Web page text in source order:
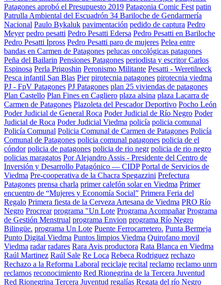
Patagones aprobó el Presupuesto 2019 Patagonia Comic Fest patin
Patrulla Ambiental del Escuadrón 34 Bariloche de Gendarmería
Nacional Paulo Bykaluk pavimentación pedido de captura Pedro
Meyer pedro pesatti Pedro Pesatti Edersa Pedro Pesatti en Bariloche
Pedro Pesatti Ipross Pedro Pesatti paro de mujeres Pelea entre
bandas en Carmen de Patagones pelucas oncológicas patagones
Peña del Bailarin Pensiones Patagones periodista y escritor Carlos
Espinosa Perla Prigoshin Peronismo Militante Pesatti - Weretilneck
Pesca infantil San Blas Pier pirotecnia patagones pirotecnia viedma
PJ - FpV Patagones PJ Patagones plan 25 viviendas de patagones
Plan Castello Plan Fines en Cagliero plaza alsina plaza Lacarra de
Carmen de Patagones Plazoleta del Pescador Deportivo Pocho León
Poder Judicial de General Roca Poder Judicial de Río Negro Poder
Judicial de Roca Poder Judicial Viedma policía policia comunal
Policía Comunal Policia Comunal de Carmen de Patagones Policía
Comunal de Patagones policia comunal patagones policia de el
cóndor policia de patagones policia de rio negr policia de rio negro
policias maragatos Por Alejandro Assis - Presidente del Centro de
Inversión y Desarrollo Patagónico — CIDP Portal de Servicios de
Viedma Pre-cooperativa de la Chacra Spegazzini Prefectura
Patagones prensa charla primer calefón solar en Viedma Primer
encuentro de “Mujeres y Economía Social” Primera Feria del
Regalo Primera fiesta de la Cerveza Artesana de Viedma PRO Río
Negro Procrear programa "Un Lote Programa Acompañar Programa
de Gestión Menstrual programa Envion programa Río Negro
Bilingüe. programa Un Lote Puente Ferrocarretero. Punta Bermeja
Punto Digital Viedma Puntos limpios Viedma Quirofano movil
Viedma radar radares Rara Avis productora Rata Blanca en Viedma
Raúl Martinez Raúl Sale Re Loca Rebeca Rodriguez rechazo
Rechazo a la Reforma Laboral reciclaje recital reclamo reclamo unrn
reclamos reconocimiento Red Rionegrina de la Tercera Juventud
Red Rionegrina Tercera Juventud regalías Regata del río Negro